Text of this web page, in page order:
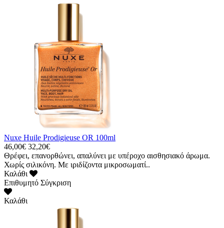
Nuxe Huile Prodigieuse OR 100ml
46,00€ 32,20€
Θρέφει, επανορθώνει, απαλύνει με υπέροχο αισθησιακό άρωμα.
Χωρίς σιλικόνη. Με ιριδίζοντα μικροσωματί..
Καλάθι
Επιθυμητό Σύγκριση
Καλάθι